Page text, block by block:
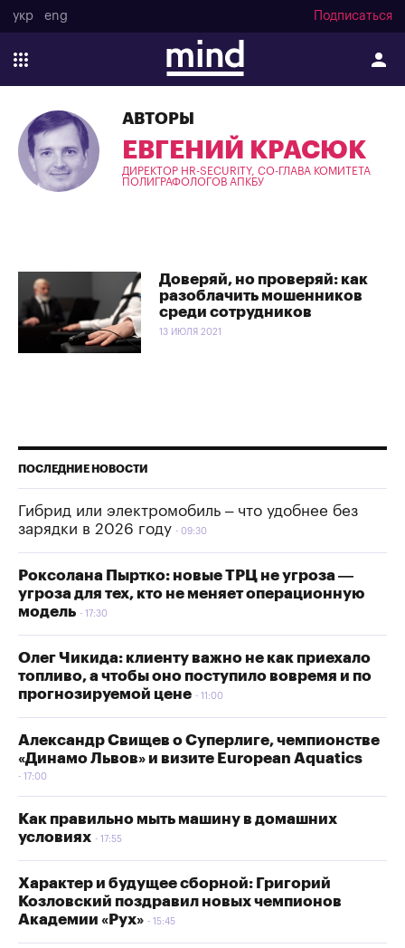
укр eng Подписаться
АВТОРЫ
ЕВГЕНИЙ КРАСЮК
ДИРЕКТОР HR-SECURITY, СО-ГЛАВА КОМИТЕТА
ПОЛИГРАФОЛОГОВ АПКБУ
Доверяй, но проверяй: как
разоблачить мошенников
среди сотрудников
13 ИЮЛЯ 2021
ПОСЛЕДНИЕ НОВОСТИ
Гибрид или электромобиль – что удобнее без
зарядки в 2026 году
09:30
Роксолана Пыртко: новые ТРЦ не угроза —
угроза для тех, кто не меняет операционную
модель
17:30
Олег Чикида: клиенту важно не как приехало
топливо, а чтобы оно поступило вовремя и по
прогнозируемой цене
11:00
Александр Свищев о Суперлиге, чемпионстве
«Динамо Львов» и визите European Aquatics
17:00
Как правильно мыть машину в домашних
условиях
17:55
Характер и будущее сборной: Григорий
Козловский поздравил новых чемпионов
Академии «Рух»
15:45